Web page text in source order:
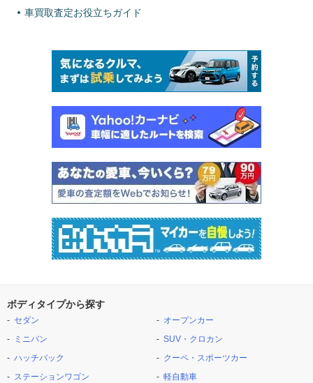
車買取査定お役立ちガイド
ボディタイプから探す
セダン
ミニバン
ハッチバック
ステーションワゴン
オープンカー
SUV・クロカン
クーペ・スポーツカー
軽自動車